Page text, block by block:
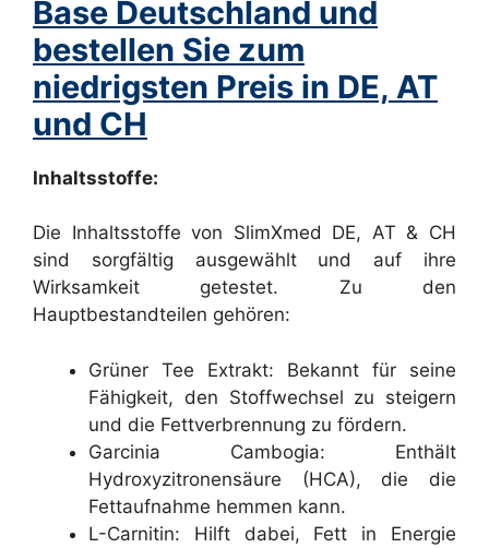
Base Deutschland und
bestellen Sie zum
niedrigsten Preis in DE, AT
und CH
Inhaltsstoffe:
Die Inhaltsstoffe von SlimXmed DE, AT & CH
sind sorgfältig ausgewählt und auf ihre
Wirksamkeit getestet. Zu den
Hauptbestandteilen gehören:
Grüner Tee Extrakt: Bekannt für seine
Fähigkeit, den Stoffwechsel zu steigern
und die Fettverbrennung zu fördern.
Garcinia Cambogia: Enthält
Hydroxyzitronensäure (HCA), die die
Fettaufnahme hemmen kann.
L-Carnitin: Hilft dabei, Fett in Energie